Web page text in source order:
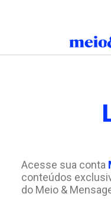
Acesse sua conta
conteúdos
do Meio &